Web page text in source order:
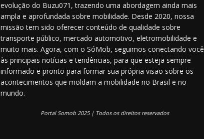
evolução do Buzu071, trazendo uma abordagem ainda mais
ampla e aprofundada sobre mobilidade. Desde 2020, nossa
missão tem sido oferecer conteúdo de qualidade sobre
transporte público, mercado automotivo, eletromobilidade e
muito mais. Agora, com o SóMob, seguimos conectando você
às principais notícias e tendências, para que esteja sempre
informado e pronto para formar sua própria visão sobre os
acontecimentos que moldam a mobilidade no Brasil e no
mundo.
Portal Somob 2025 | Todos os direitos reservados